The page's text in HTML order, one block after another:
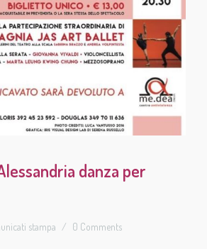
danza per
stampa / 0 Comments